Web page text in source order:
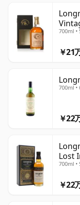
700ml •
￥21
700ml •
￥22
Lost
700ml •
￥22